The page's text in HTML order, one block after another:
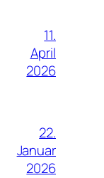
11.
April
2026
22.
Januar
2026